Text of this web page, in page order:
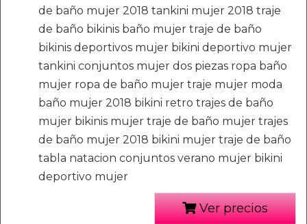
de baño mujer 2018 tankini mujer 2018 traje
de baño bikinis baño mujer traje de baño
bikinis deportivos mujer bikini deportivo mujer
tankini conjuntos mujer dos piezas ropa baño
mujer ropa de baño mujer traje mujer moda
baño mujer 2018 bikini retro trajes de baño
mujer bikinis mujer traje de baño mujer trajes
de baño mujer 2018 bikini mujer traje de baño
tabla natacion conjuntos verano mujer bikini
deportivo mujer
Ver precios